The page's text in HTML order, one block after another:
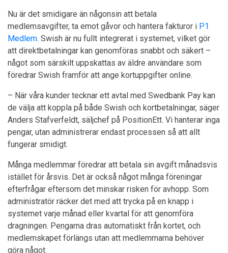
Nu är det smidigare än någonsin att betala
medlemsavgifter, ta emot gåvor och hantera fakturor i P1
Medlem. Swish är nu fullt integrerat i systemet, vilket gör
att direktbetalningar kan genomföras snabbt och säkert –
något som särskilt uppskattas av äldre användare som
föredrar Swish framför att ange kortuppgifter online.
– När våra kunder tecknar ett avtal med Swedbank Pay kan
de välja att koppla på både Swish och kortbetalningar, säger
Anders Stafverfeldt, säljchef på PositionEtt. Vi hanterar inga
pengar, utan administrerar endast processen så att allt
fungerar smidigt.
Många medlemmar föredrar att betala sin avgift månadsvis
istället för årsvis. Det är också något många föreningar
efterfrågar eftersom det minskar risken för avhopp. Som
administratör räcker det med att trycka på en knapp i
systemet varje månad eller kvartal för att genomföra
dragningen. Pengarna dras automatiskt från kortet, och
medlemskapet förlängs utan att medlemmarna behöver
göra något.